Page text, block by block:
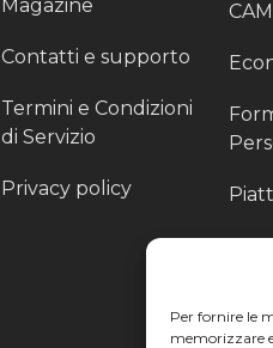
Per fornire le
memorizzare
Magazine
Contatti e supporto
Termini e Condizioni
di Servizio
Privacy policy
CAM